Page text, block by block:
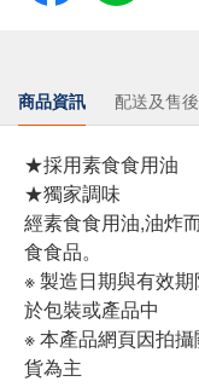
商品資訊 配送及售
★採用素食食用油
★獨家調味
經素食食用油,油炸
食食品。
※ 製造日期與有效
於包裝或產品中
※ 本產品網頁因拍
貨為主